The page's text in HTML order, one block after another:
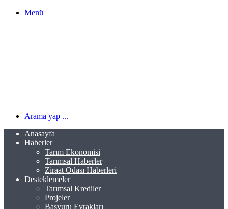
Menü
Arama yap ...
Anasayfa
Haberler
Tarım Ekonomisi
Tarımsal Haberler
Ziraat Odası Haberleri
Desteklemeler
Tarımsal Krediler
Projeler
Başvuru Evrakları